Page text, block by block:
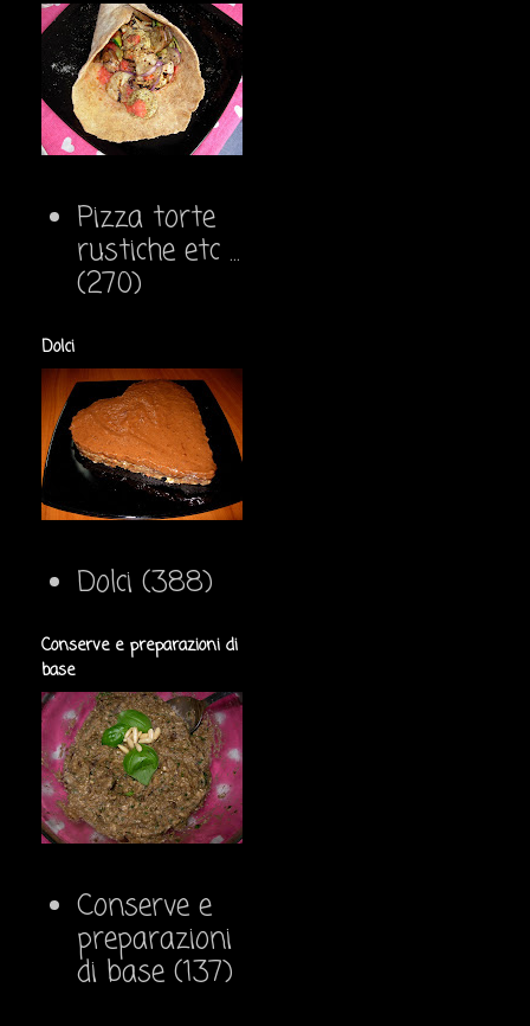
Pizza torte
rustiche etc ...
(270)
Dolci
Dolci (388)
Conserve e preparazioni di
base
Conserve e
preparazioni
di base (137)